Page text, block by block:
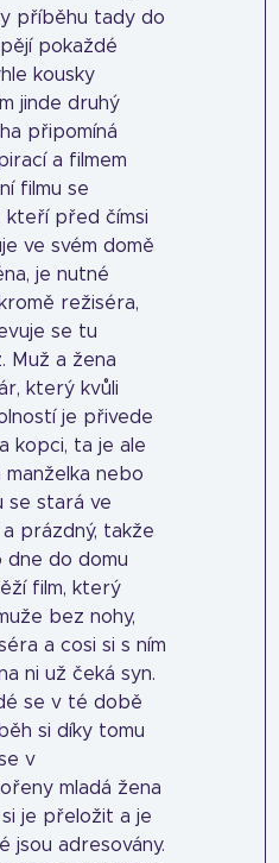
příběhu tady do
pokaždé
kousky
jinde druhý
připomíná
a filmem
filmu se
kteří před čímsi
ve svém domě
je nutné
režiséra,
se tu
Muž a žena
který kvůli
je přivede
kopci, ta je ale
nebo
se stará ve
prázdný, takže
dne do domu
film, který
bez nohy,
a cosi si s ním
ni už čeká syn.
se v té době
si díky tomu
v
mladá žena
si je přeložit a je
jsou adresovány.